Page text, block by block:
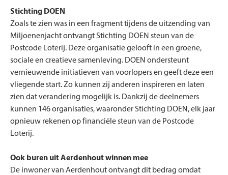
Stichting DOEN
Zoals te zien was in een fragment tijdens de uitzending van
Miljoenenjacht ontvangt Stichting DOEN steun van de
Postcode Loterij. Deze organisatie gelooft in een groene,
sociale en creatieve samenleving. DOEN ondersteunt
vernieuwende initiatieven van voorlopers en geeft deze een
vliegende start. Zo kunnen zij anderen inspireren en laten
zien dat verandering mogelijk is. Dankzij de deelnemers
kunnen 146 organisaties, waaronder Stichting DOEN, elk jaar
opnieuw rekenen op financiële steun van de Postcode
Loterij.
Ook buren uit Aerdenhout winnen mee
De inwoner van Aerdenhout ontvangt dit bedrag omdat